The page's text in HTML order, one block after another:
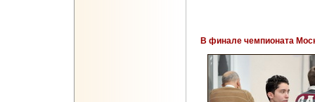
В финале чемпионата